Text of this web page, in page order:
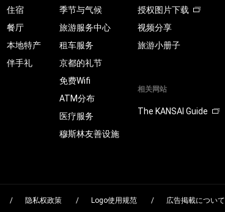
住宿
餐厅
本地特产
伴手礼
季节与气候
旅游服务中心
租车服务
京都的礼节
免费Wifi
ATM分布
医疗服务
穆斯林友善设施
授权图片下载
视频分享
旅游小册子
相关网站
The KANSAI Guide
隐私权政策 Logo使用规范 広告掲載について